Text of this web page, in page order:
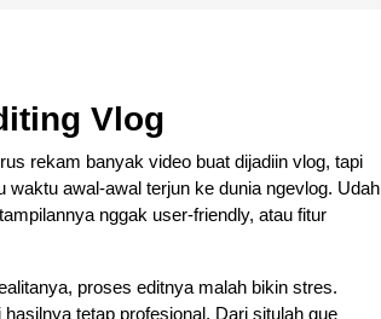
Vlog
rekam banyak video buat dijadiin vlog, tapi
awal-awal terjun ke dunia ngevlog. Udah
nggak user-friendly, atau fitur
proses editnya malah bikin stres.
tetap profesional. Dari situlah gue